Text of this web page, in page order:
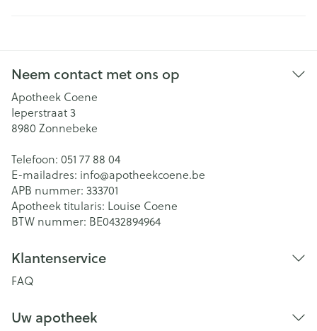
Neem contact met ons op
Apotheek Coene
Ieperstraat 3
8980 Zonnebeke
Telefoon: 051 77 88 04
E-mailadres: info@apotheekcoene.be
APB nummer: 333701
Apotheek titularis: Louise Coene
BTW nummer: BE0432894964
Klantenservice
FAQ
Uw apotheek